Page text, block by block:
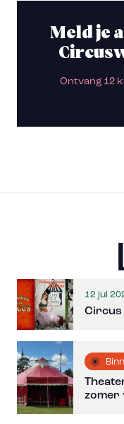
Meld je
Ontvang 12
12 jul
Circus
zomer